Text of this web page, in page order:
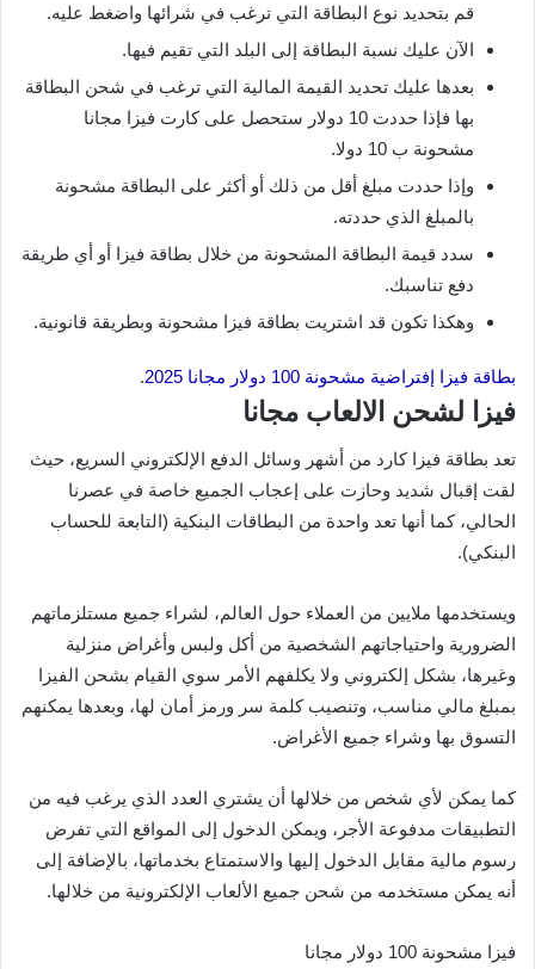
قم بتحديد نوع البطاقة التي ترغب في شرائها واضغط عليه.
الآن عليك نسبة البطاقة إلى البلد التي تقيم فيها.
بعدها عليك تحديد القيمة المالية التي ترغب في شحن البطاقة
بها فإذا حددت 10 دولار ستحصل على كارت فيزا مجانا
مشحونة ب 10 دولا.
وإذا حددت مبلغ أقل من ذلك أو أكثر على البطاقة مشحونة
بالمبلغ الذي حددته.
سدد قيمة البطاقة المشحونة من خلال بطاقة فيزا أو أي طريقة
دفع تناسبك.
وهكذا تكون قد اشتريت بطاقة فيزا مشحونة وبطريقة قانونية.
بطاقة فيزا إفتراضية مشحونة 100 دولار مجانا 2025 .
فيزا لشحن الالعاب مجانا
تعد بطاقة فيزا كارد من أشهر وسائل الدفع الإلكتروني السريع، حيث
لقت إقبال شديد وحازت على إعجاب الجميع خاصة في عصرنا
الحالي، كما أنها تعد واحدة من البطاقات البنكية (التابعة للحساب
البنكي).
ويستخدمها ملايين من العملاء حول العالم، لشراء جميع مستلزماتهم
الضرورية واحتياجاتهم الشخصية من أكل ولبس وأغراض منزلية
وغيرها، بشكل إلكتروني ولا يكلفهم الأمر سوي القيام بشحن الفيزا
بمبلغ مالي مناسب، وتنصيب كلمة سر ورمز أمان لها، وبعدها يمكنهم
التسوق بها وشراء جميع الأغراض.
كما يمكن لأي شخص من خلالها أن يشتري العدد الذي يرغب فيه من
التطبيقات مدفوعة الأجر، ويمكن الدخول إلى المواقع التي تفرض
رسوم مالية مقابل الدخول إليها والاستمتاع بخدماتها، بالإضافة إلى
أنه يمكن مستخدمه من شحن جميع الألعاب الإلكترونية من خلالها.
فيزا مشحونة 100 دولار مجانا